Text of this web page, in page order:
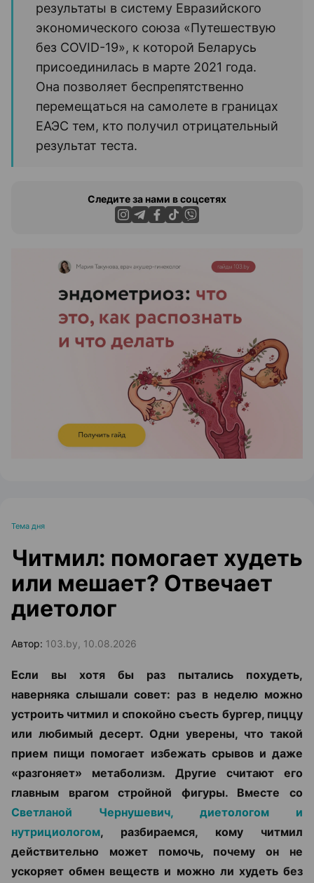
результаты в систему Евразийского
экономического союза «Путешествую
без COVID-19», к которой Беларусь
присоединилась в марте 2021 года.
Она позволяет беспрепятственно
перемещаться на самолете в границах
ЕАЭС тем, кто получил отрицательный
результат теста.
Следите за нами в соцсетях
ЭФФЕКТИВНАЯ РЕКЛАМА НА САЙТЕ
Тема дня
Читмил: помогает худеть
или мешает? Отвечает
диетолог
Автор: 103.by, 10.08.2026
Если вы хотя бы раз пытались похудеть,
наверняка слышали совет: раз в неделю можно
устроить читмил и спокойно съесть бургер, пиццу
или любимый десерт. Одни уверены, что такой
прием пищи помогает избежать срывов и даже
«разгоняет» метаболизм. Другие считают его
главным врагом стройной фигуры. Вместе со
Светланой Чернушевич, диетологом и
нутрициологом, разбираемся, кому читмил
действительно может помочь, почему он не
ускоряет обмен веществ и можно ли худеть без